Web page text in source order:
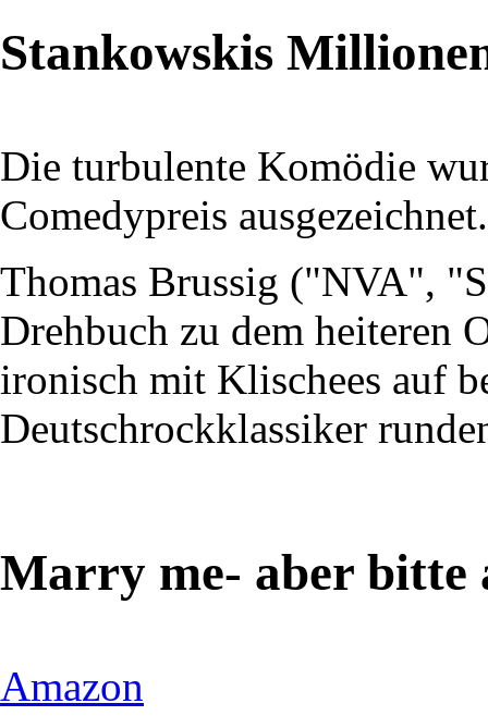
Stankowskis
Die turbulente Komödie
Comedypreis ausgezeichnet.
Thomas Brussig ("NVA",
Drehbuch zu dem heiteren
ironisch mit Klischees auf
Deutschrockklassiker
Marry me- aber bitte
Amazon